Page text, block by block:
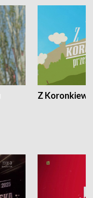
Z